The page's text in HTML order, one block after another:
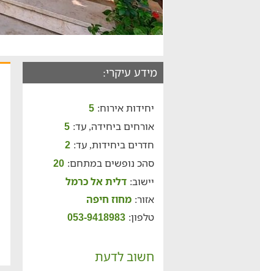
מידע עיקרי:
יחידות אירוח: 5
אורחים ביחידה, עד: 5
חדרים ביחידות, עד: 2
סהכ נופשים במתחם: 20
יישוב: דלית אל כרמל
אזור: מחוז חיפה
טלפון: 053-9418983
חשוב לדעת